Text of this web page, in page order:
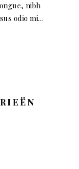
nibh
odio mi...